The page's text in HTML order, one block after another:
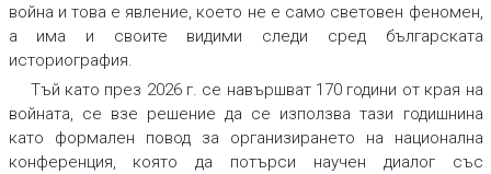
война и това е явление, което не е само световен феномен,
а има и своите видими следи сред българската
историография.
Тъй като през 2026 г. се навършват 170 години от края на
войната, се взе решение да се използва тази годишнина
като формален повод за организирането на национална
конференция, която да потърси научен диалог със